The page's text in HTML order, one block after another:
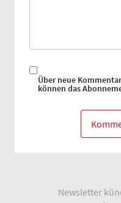
Über neue
können das
NavigationNewsletter